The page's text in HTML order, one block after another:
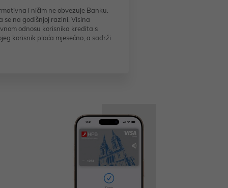
i ničim ne obvezuje Banku.
na godišnjoj razini. Visina
odnosu korisnika kredita s
korisnik plaća mjesečno, a sadrži